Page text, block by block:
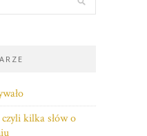
kilka słów o